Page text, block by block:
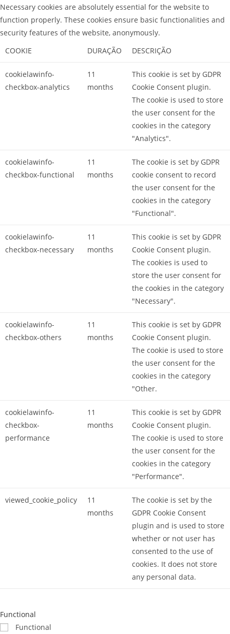
Necessary cookies are absolutely essential for the website to
function properly. These cookies ensure basic functionalities and
security features of the website, anonymously.
COOKIE
DURAÇÃO DESCRIÇÃO
cookielawinfo-
checkbox-analytics
11
months
This cookie is set by GDPR
Cookie Consent plugin.
The cookie is used to store
the user consent for the
cookies in the category
"Analytics".
cookielawinfo-
checkbox-functional
11
months
The cookie is set by GDPR
cookie consent to record
the user consent for the
cookies in the category
"Functional".
cookielawinfo-
checkbox-necessary
11
months
This cookie is set by GDPR
Cookie Consent plugin.
The cookies is used to
store the user consent for
the cookies in the category
"Necessary".
cookielawinfo-
checkbox-others
11
months
This cookie is set by GDPR
Cookie Consent plugin.
The cookie is used to store
the user consent for the
cookies in the category
"Other.
cookielawinfo-
checkbox-
performance
11
months
This cookie is set by GDPR
Cookie Consent plugin.
The cookie is used to store
the user consent for the
cookies in the category
"Performance".
viewed_cookie_policy
11
months
The cookie is set by the
GDPR Cookie Consent
plugin and is used to store
whether or not user has
consented to the use of
cookies. It does not store
any personal data.
Functional
Functional